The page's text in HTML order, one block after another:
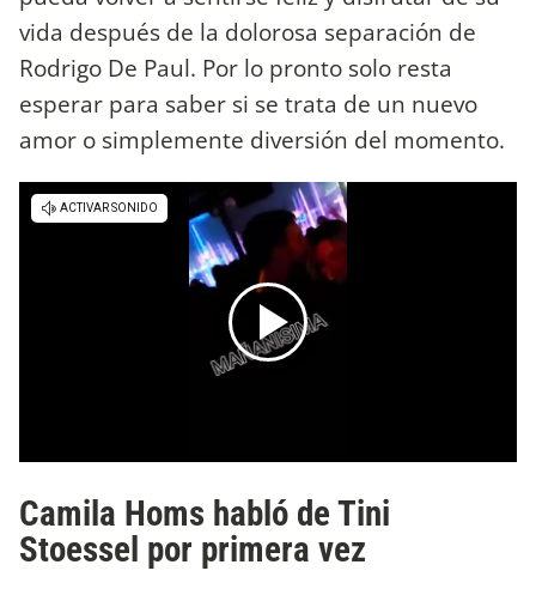
vida después de la dolorosa separación de
Rodrigo De Paul. Por lo pronto solo resta
esperar para saber si se trata de un nuevo
amor o simplemente diversión del momento.
Camila Homs habló de Tini
Stoessel por primera vez